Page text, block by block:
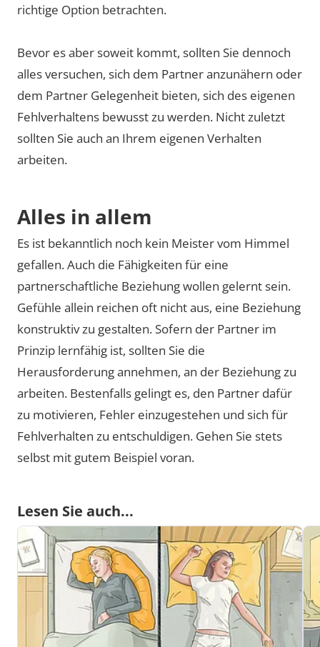
richtige Option betrachten.
Bevor es aber soweit kommt, sollten Sie dennoch
alles versuchen, sich dem Partner anzunähern oder
dem Partner Gelegenheit bieten, sich des eigenen
Fehlverhaltens bewusst zu werden. Nicht zuletzt
sollten Sie auch an Ihrem eigenen Verhalten
arbeiten.
Alles in allem
Es ist bekanntlich noch kein Meister vom Himmel
gefallen. Auch die Fähigkeiten für eine
partnerschaftliche Beziehung wollen gelernt sein.
Gefühle allein reichen oft nicht aus, eine Beziehung
konstruktiv zu gestalten. Sofern der Partner im
Prinzip lernfähig ist, sollten Sie die
Herausforderung annehmen, an der Beziehung zu
arbeiten. Bestenfalls gelingt es, den Partner dafür
zu motivieren, Fehler einzugestehen und sich für
Fehlverhalten zu entschuldigen. Gehen Sie stets
selbst mit gutem Beispiel voran.
Lesen Sie auch...